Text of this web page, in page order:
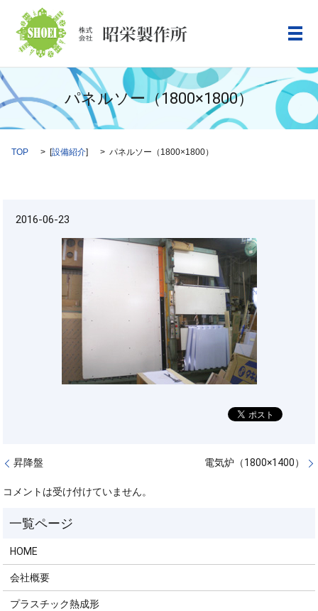
メ
パネルソー（1800×1800）
TOP [設備紹介] パネルソー（1800×1800）
2016-06-23
昇降盤 電気炉（1800×1400）
コメントは受け付けていません。
HOME
会社概要
プラスチック熱成形